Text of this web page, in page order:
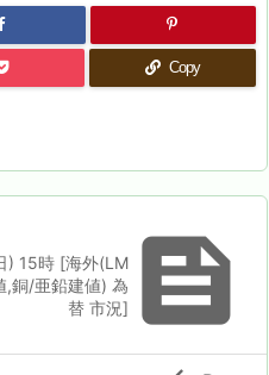
Copy

) 15時 [海外(LM
,銅/亜鉛建値) 為
替 市況]